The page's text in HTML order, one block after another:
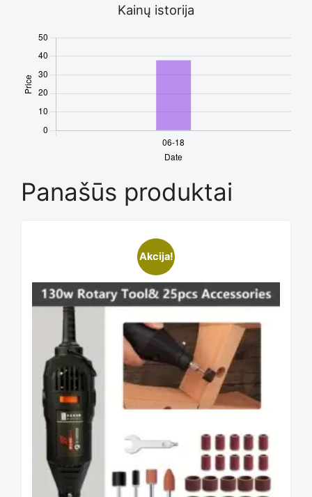
Kainų istorija
Panašūs produktai
Akcija!
product
has
multiple
variants.